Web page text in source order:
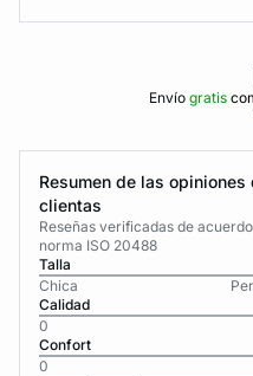
Envíogratis
Resumen de las opiniones
clientas
Reseñas verificadas de
norma ISO 20488
Talla
Chica
Calidad
0
Confort
0